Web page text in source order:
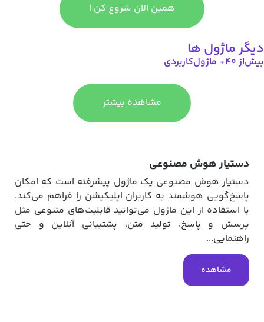
همین الان شروع کن !
دیگر ماژول ها
بیش‌از ۴۰+ ماژول‌کاربردی
مشاهده بیشتر
دستیار هوش مصنوعی
دستیار هوش مصنوعی یک ماژول پیشرفته است که امکان
پاسخ‌گویی هوشمند به کاربران اپلیکیشن را فراهم می‌کند.
با استفاده از این ماژول می‌توانید قابلیت‌های متنوعی مثل
پرسش و پاسخ، تولید متن، پشتیبانی آنلاین و حتی
راهنمایی...
مشاهده